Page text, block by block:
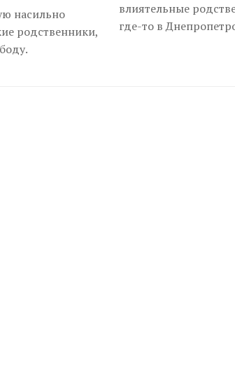
насильно
родственники,
влиятельные
где-то в